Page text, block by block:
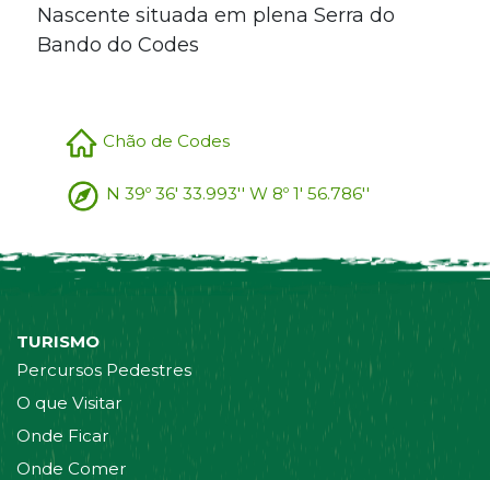
Nascente situada em plena Serra do
Bando do Codes
Chão de Codes
N 39º 36' 33.993'' W 8º 1' 56.786''
TURISMO
Percursos Pedestres
O que Visitar
Onde Ficar
Onde Comer